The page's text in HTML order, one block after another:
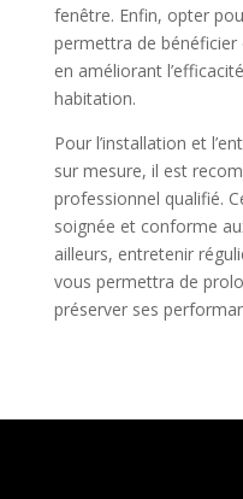
fenêtre. Enfin, opter
permettra de bénéficier
en améliorant
habitation.
Pour l’installation et
sur mesure, il est
professionnel qualifié.
soignée et conforme
ailleurs, entretenir
vous permettra de
préserver ses